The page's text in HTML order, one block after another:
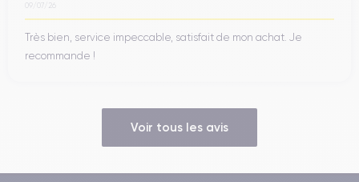
09/07/26
Très bien, service impeccable, satisfait de mon achat. Je
recommande !
Voir tous les avis